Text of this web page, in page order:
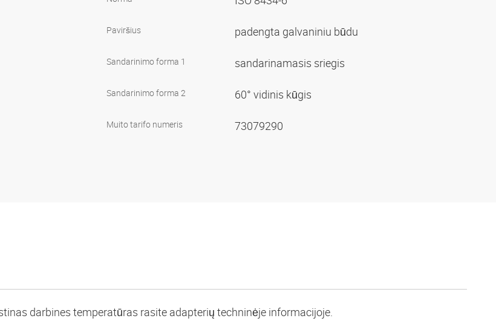
Paviršius padengta galvaniniu būdu
Sandarinimo forma 1 sandarinamasis sriegis
Sandarinimo forma 2 60° vidinis kūgis
Muito tarifo numeris 73079290
darbines temperatūras rasite adapterių techninėje informacijoje.